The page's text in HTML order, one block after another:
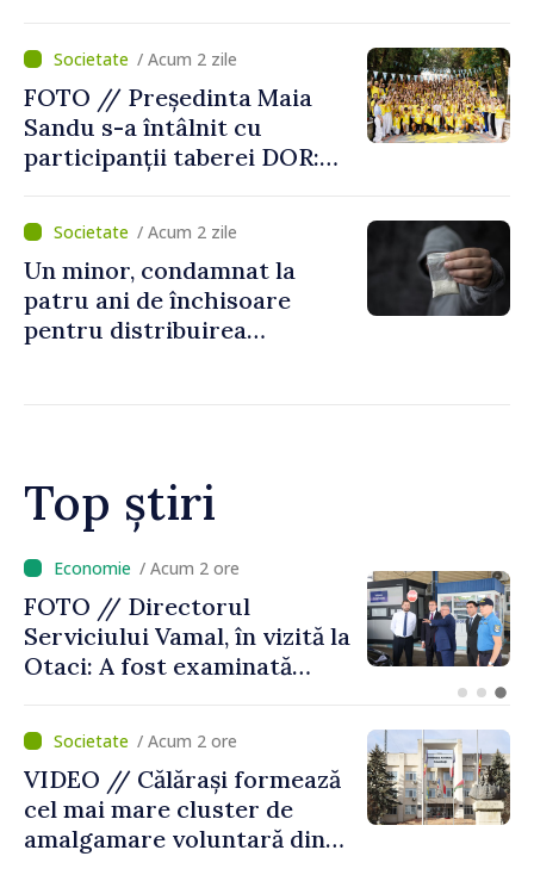
/ Acum 2 zile
FOTO // Președinta Maia
Sandu s-a întâlnit cu
participanții taberei DOR:
noastră rămâne puternică”
/ Acum 2 zile
Un minor, condamnat la
patru ani de închisoare
pentru distribuirea
Top știri
/ Acum 51 minute
Zelenski a discutat cu Vucic
despre energie, securitate și
Uniunea Europeană, în prima
/ Acum 2 ore
VIDEO // Călărași formează
cel mai mare cluster de
amalgamare voluntară din